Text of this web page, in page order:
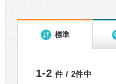
標準
1-2 件 / 2件中